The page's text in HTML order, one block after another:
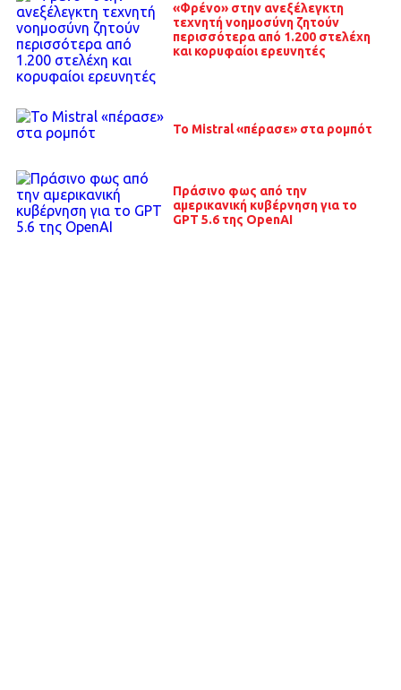
«Φρένο» στην ανεξέλεγκτη
τεχνητή νοημοσύνη ζητούν
περισσότερα από 1.200 στελέχη
και κορυφαίοι ερευνητές
Το Mistral «πέρασε» στα ρομπότ
Πράσινο φως από την
αμερικανική κυβέρνηση για το
GPT 5.6 της OpenAI